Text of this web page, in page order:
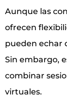
Aunque las
ofrecen
pueden echar
Sin embargo,
combinar
virtuales.